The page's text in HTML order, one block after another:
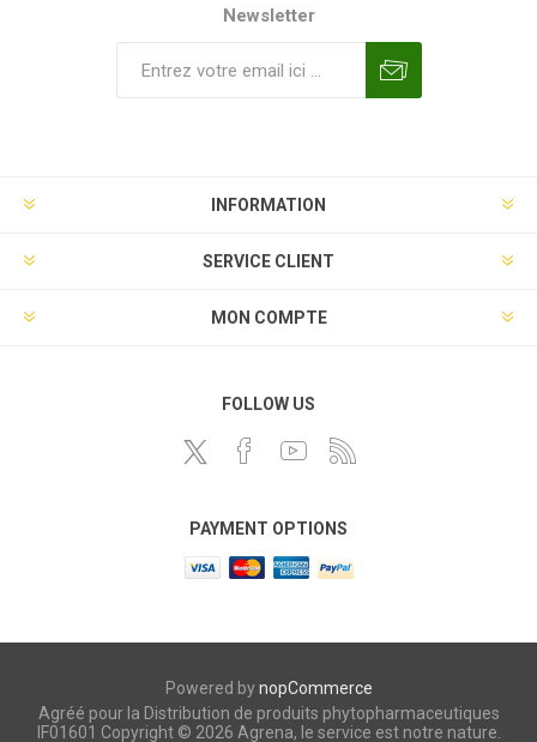
Newsletter
INFORMATION
SERVICE CLIENT
MON COMPTE
FOLLOW US
PAYMENT OPTIONS
Powered bynopCommerce
Agréé pour la Distribution de produits phytopharmaceutiques
IF01601 Copyright © 2026 Agrena, le service est notre nature.